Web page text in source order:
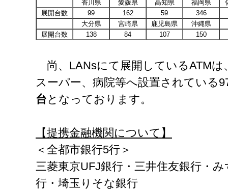
香川県 愛媛県 高知県 福岡県
展開台数
99 162 59
346
大分県
宮崎県 鹿児島県
沖縄県
展開台数
138 84 107 150
尚、LANsにて展開しているATMは
スーパー、病院等へ設置されている
台となっております。
【提携金融機関について】
＜全都市銀行5行＞
三菱東京UFJ銀行・三井住友銀行・
行・埼玉りそな銀行